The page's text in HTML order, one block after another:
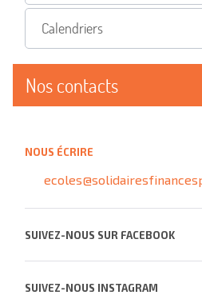
Calendriers
Nos contacts
NOUS ÉCRIRE
SUIVEZ-NOUS SUR FACEBOOK
SUIVEZ-NOUS INSTAGRAM